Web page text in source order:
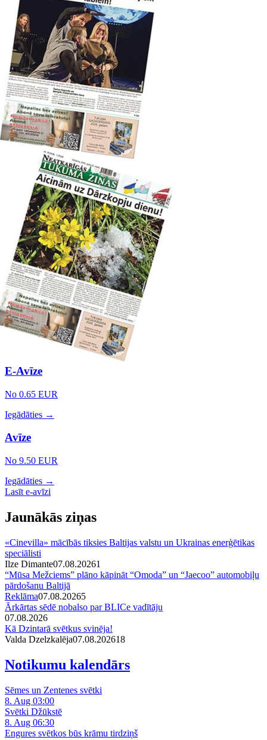
E-Avīze
No 0.65 EUR
Iegādāties →
Avīze
No 9.50 EUR
Iegādāties →
Lasīt e-avīzi
Jaunākās ziņas
«Cinevilla» mācībās tiksies Baltijas valstu un Ukrainas enerģētikas
speciālisti
Ilze Dimante07.08.20261
“Mūsa Mežciems” plāno kāpināt “Omoda” un “Jaecoo” automobiļu
pārdošanu Baltijā
Reklāma07.08.20265
Ārkārtas sēdē nobalso par BLICe vadītāju
07.08.2026
Kā Dzintarā svētkus svinēja!
Valda Dzelzkalēja07.08.202618
Notikumu kalendārs
Sēmes un Zentenes svētki
8. Aug 03:00
Svētki Džūkstē
8. Aug 06:30
Engures svētkos būs krāmu tirdziņš